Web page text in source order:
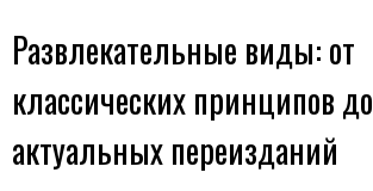
Развлекательные виды: от
классических принципов до
актуальных переизданий